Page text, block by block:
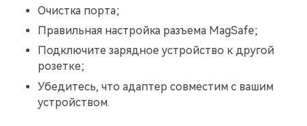
Очистка порта;
Правильная настройка разъема MagSafe;
Подключите зарядное устройство к другой
розетке;
Убедитесь, что адаптер совместим с вашим
устройством.